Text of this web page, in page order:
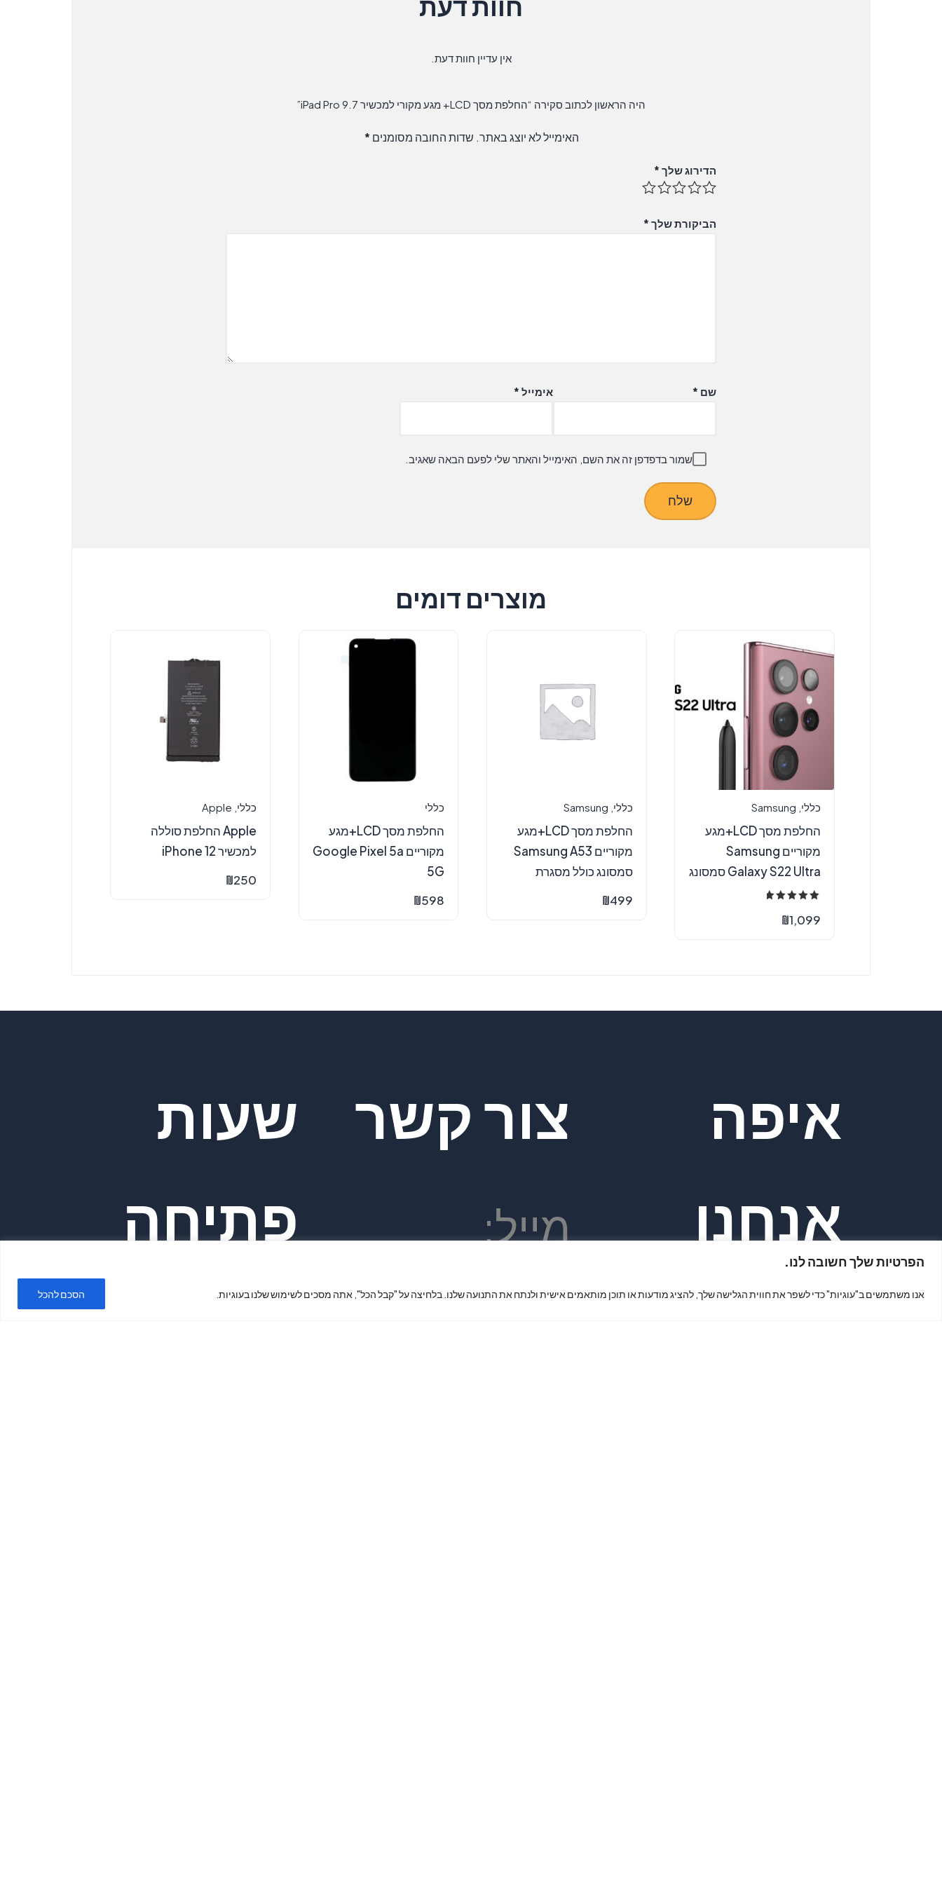
הפרטיות שלך חשובה לנו.
אנו משתמשים ב"עוגיות" כדי לשפר את חווית הגלישה שלך, להציג מודעות או תוכן מותאמים אישית ולנתח את התנועה שלנו. בלחיצה על "קבל הכל", אתה מסכים לשימוש שלנו בעוגיות. הסכם להכל
אין עדיין חוות דעת.
היה הראשון לכתוב סקירה “החלפת מסך LCD+ מגע מקורי למכשיר iPad Pro 9.7”
האימייל לא יוצג באתר. שדות החובה מסומנים *
הדירוג שלך *
הביקורת שלך *
שם * אימייל *
שמור בדפדפן זה את השם, האימייל והאתר שלי לפעם הבאה שאגיב.
מוצרים דומים
כללי Samsung
החלפת מסך LCD+מגע
מקוריים Samsung
Galaxy S22 Ultra סמסונג
5.00
מתוך 5 ₪1,099
כללי Samsung
החלפת מסך LCD+מגע
מקוריים Samsung A53
סמסונג כולל מסגרת
₪499
כללי
החלפת מסך LCD+מגע
מקוריים Google Pixel 5a
5G
₪598
כללי Apple
Apple החלפת סוללה
למכשיר iPhone 12
₪250
שעות
פתיחה
צור קשר
מייל:
איפה
אנחנו
נמצאים